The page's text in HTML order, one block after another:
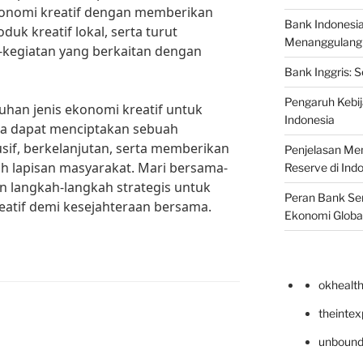
kreatif dengan memberikan
kreatif lokal, serta turut
yang berkaitan dengan
jenis ekonomi kreatif untuk
dapat menciptakan sebuah
berkelanjutan, serta memberikan
lapisan masyarakat. Mari bersama-
langkah-langkah strategis untuk
demi kesejahteraan bersama.
Bank
Bank Inggris:
Pengaruh
Indonesia
Penjelasan
Reserve di
Peran Bank
Ekonomi